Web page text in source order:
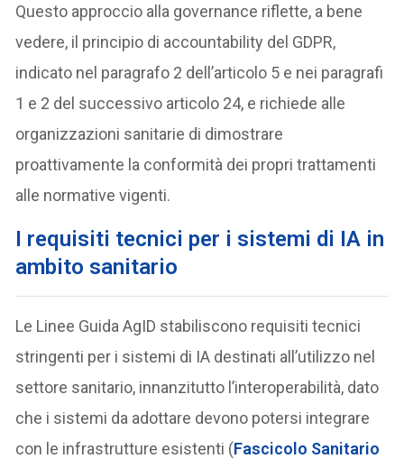
Questo approccio alla governance riflette, a bene
vedere, il principio di accountability del GDPR,
indicato nel paragrafo 2 dell’articolo 5 e nei paragrafi
1 e 2 del successivo articolo 24, e richiede alle
organizzazioni sanitarie di dimostrare
proattivamente la conformità dei propri trattamenti
alle normative vigenti.
I requisiti tecnici per i sistemi di IA in
ambito sanitario
Le Linee Guida AgID stabiliscono requisiti tecnici
stringenti per i sistemi di IA destinati all’utilizzo nel
settore sanitario, innanzitutto l’interoperabilità, dato
che i sistemi da adottare devono potersi integrare
con le infrastrutture esistenti (Fascicolo Sanitario